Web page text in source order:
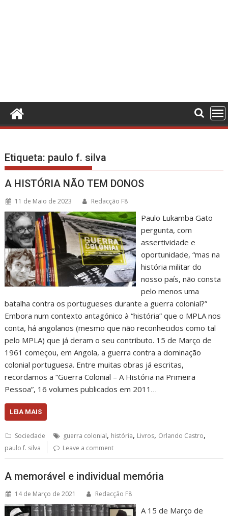
Etiqueta: paulo f. silva
A HISTÓRIA NÃO TEM DONOS
11 de Maio de 2023 Redacção F8
Paulo Lukamba Gato
pergunta, com
assertividade e
oportunidade, “mas na
história militar do
nosso país, não consta
pelo menos uma
batalha contra os portugueses durante a guerra colonial?”
Embora num contexto antagónico à “história” que o MPLA nos
conta, há angolanos (mesmo que não reconhecidos como tal
pelo MPLA) que já deram o seu contributo. 15 de Março de
1961 começou, em Angola, a guerra contra a dominação
colonial portuguesa. Entre muitas obras já escritas,
recordamos a “Guerra Colonial – A História na Primeira
Pessoa”, 16 volumes publicados em 2011…
LEIA MAIS
Sociedade guerra colonial, história, Livros, Orlando Castro,
paulo f. silva Leave a comment
A memorável e individual memória
14 de Março de 2021 Redacção F8
A 15 de Março de